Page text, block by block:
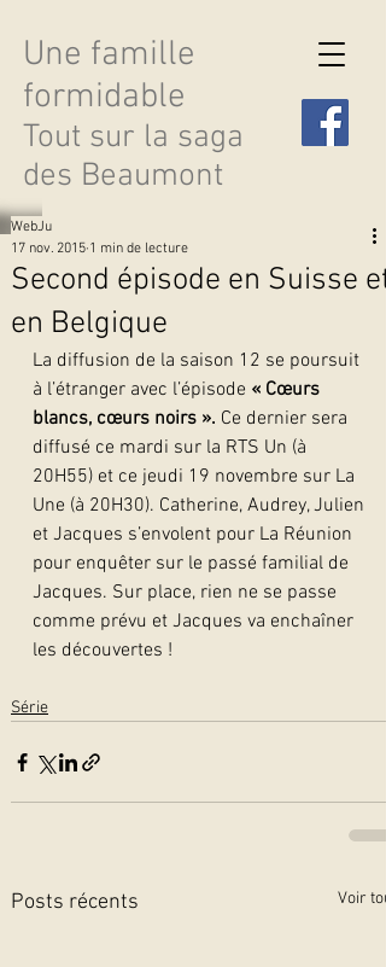
Une famille
formidable
Tout sur la saga
des Beaumont
Découvrir les saisons
Second épisode en Suisse et
en Belgique
WebJu
17 nov. 2015 1 min de lecture
La diffusion de la saison 12 se poursuit
à l’étranger avec l’épisode « Cœurs
blancs, cœurs noirs ». Ce dernier sera
diffusé ce mardi sur la RTS Un (à
20H55) et ce jeudi 19 novembre sur La
Une (à 20H30). Catherine, Audrey, Julien
et Jacques s’envolent pour La Réunion
pour enquêter sur le passé familial de
Jacques. Sur place, rien ne se passe
comme prévu et Jacques va enchaîner
les découvertes !
Série
Posts récents Voir tout